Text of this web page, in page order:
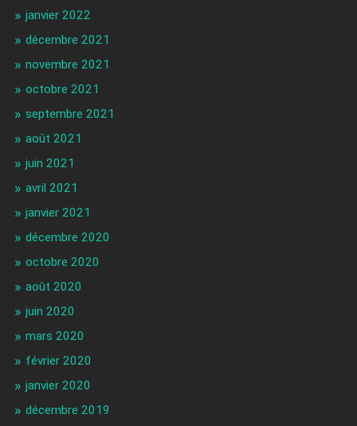
janvier 2022
décembre 2021
novembre 2021
octobre 2021
septembre 2021
août 2021
juin 2021
avril 2021
janvier 2021
décembre 2020
octobre 2020
août 2020
juin 2020
mars 2020
février 2020
janvier 2020
décembre 2019